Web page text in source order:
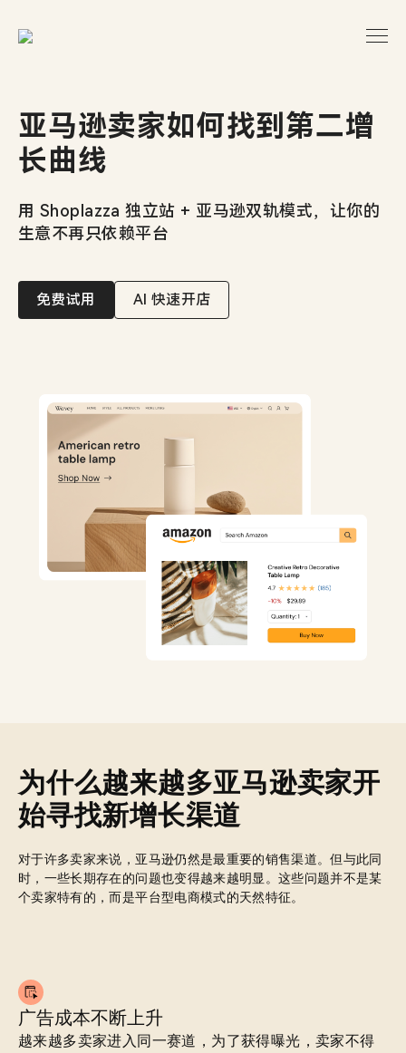
亚马逊卖家如何找到第二增
长曲线
用 Shoplazza 独立站 + 亚马逊双轨模式，让你的
生意不再只依赖平台
免费试用 AI 快速开店
为什么越来越多亚马逊卖家开
始寻找新增长渠道
对于许多卖家来说，亚马逊仍然是最重要的销售渠道。但与此同
时，一些长期存在的问题也变得越来越明显。这些问题并不是某
个卖家特有的，而是平台型电商模式的天然特征。
广告成本不断上升
越来越多卖家进入同一赛道，为了获得曝光，卖家不得